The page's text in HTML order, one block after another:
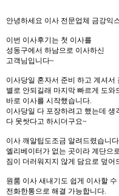
안녕하세요 이사 전문업체 금강익
이번 이사후기는 첫 이사를
성동구에서 하남으로 이사하신
고객님입니다~
이사당일 혼자서 준비 하고 계셔서
별로 안되길래 마지막 빠르게 도와
바로 이사를 시작했습니다.
이사당일 다 포장하려고 했는데 생
다 못쌋다고 하시더구요~
이사 깨알팁도조금 알려드렸습니다.
엘리베이터가 없는 곳이라 계단으
짐이 더러워지지 않게 담요로 덮어
원룸 이사 새내기도 쉽게 이사할
전화한통으로 해결 가능합니다.